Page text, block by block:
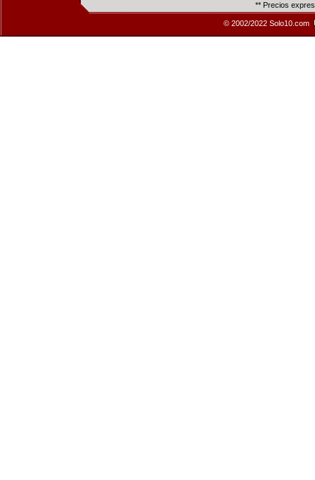
** Precios
© 2002/2022 Solo10.com